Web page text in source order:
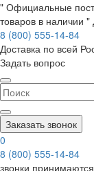
" Официальные
товаров в наличии
8 (800) 555-14-84
Доставка по всей
Задать вопрос
Заказать звонок
0
8 (800) 555-14-84
звонки